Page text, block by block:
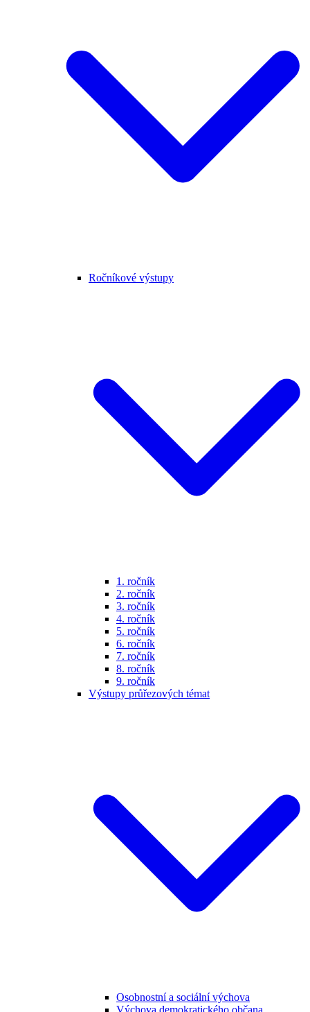
Ročníkové výstupy
1. ročník
2. ročník
3. ročník
4. ročník
5. ročník
6. ročník
7. ročník
8. ročník
9. ročník
Výstupy průřezových témat
Osobnostní a sociální výchova